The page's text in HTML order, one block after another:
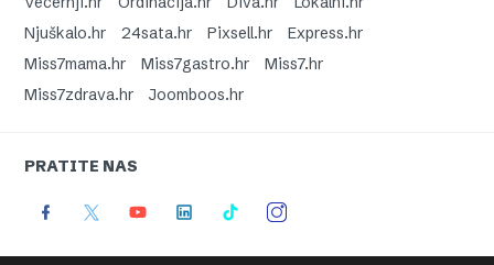
Njuškalo.hr
24sata.hr Pixsell.hr
Express.hr
Miss7mama.hr
Miss7gastro.hr
Miss7.hr
Miss7zdrava.hr
Joomboos.hr
PRATITE NAS